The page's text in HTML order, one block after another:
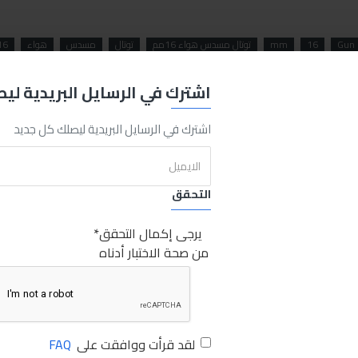
اشترك في الرسايل البريدية
اشترك في الرسايل البريدية ليصلك كل جديد
التحقق
يرجى إكمال التحقق
من صحة الاختبار أدناه
لقد قرأت ووافقت على FAQ
Gun
16
mm توتال مسدس هواء 16مم توتال مسدس هواء